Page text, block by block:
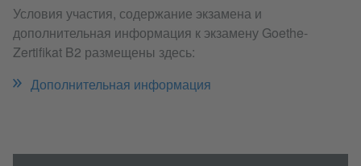
Условия участия, содержание экзамена и
дополнительная информация к экзамену Goethe-
Zertifikat B2 размещены здесь:
Дополнительная информация